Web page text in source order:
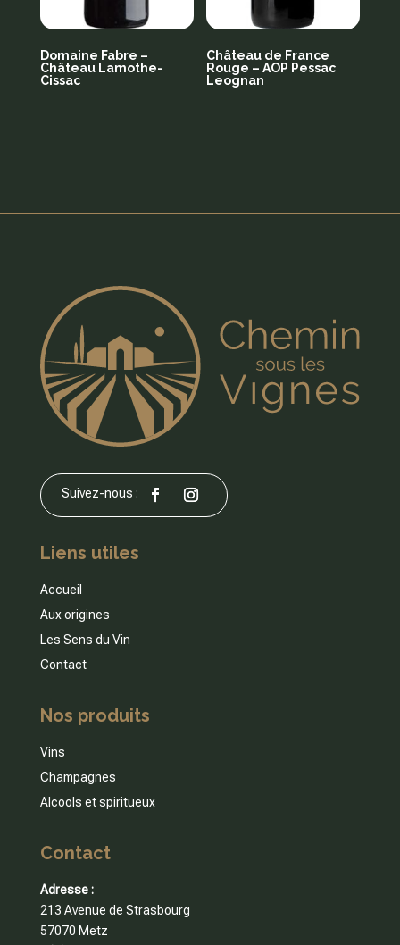
Domaine Fabre –
Château Lamothe-
Cissac
Château de France
Rouge – AOP Pessac
Leognan
Liens utiles
Accueil
Aux origines
Les Sens du Vin
Contact
Nos produits
Vins
Champagnes
Alcools et spiritueux
Contact
Adresse :
213 Avenue de Strasbourg
57070 Metz